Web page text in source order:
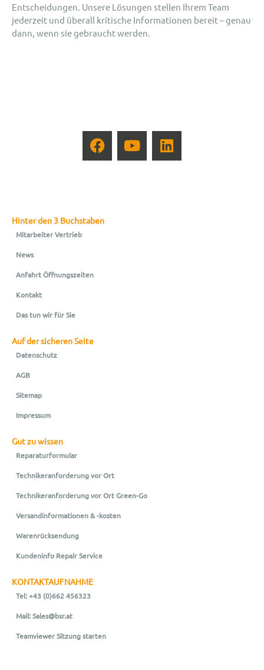
Entscheidungen. Unsere Lösungen stellen Ihrem Team
jederzeit und überall kritische Informationen bereit – genau
dann, wenn sie gebraucht werden.
Hinter den 3 Buchstaben
Mitarbeiter Vertrieb
News
Anfahrt Öffnungszeiten
Kontakt
Das tun wir für Sie
Auf der sicheren Seite
Datenschutz
AGB
Sitemap
Impressum
Gut zu wissen
Reparaturformular
Technikeranforderung vor Ort
Technikeranforderung vor Ort Green-Go
Versandinformationen & -kosten
Warenrücksendung
Kundeninfo Repair Service
KONTAKTAUFNAHME
Tel: +43 (0)662 456323
Mail: Sales@bsr.at
Teamviewer Sitzung starten